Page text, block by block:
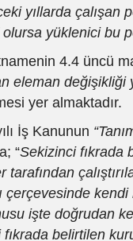
yıllarda çalışan
yüklenici bu
4.4 üncü
eleman
yer almaktadır.
İş Kanunun
“Sekizinci fıkrada
tarafından
çerçevesinde
işte doğrudan
belirtilen